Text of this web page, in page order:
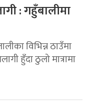
: गहुँबालीमा
विभिन्न ठाउँमा
हुँदा ठुलो मात्रामा